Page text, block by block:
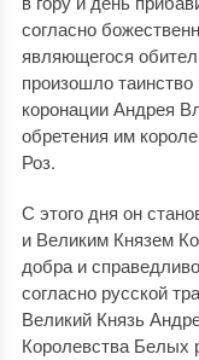
согласно
являющегося
произошло
коронации Андрея
обретения им
Роз.
С этого дня он
и Великим Князем
добра и
согласно русской
Великий Князь
Королевства Белых